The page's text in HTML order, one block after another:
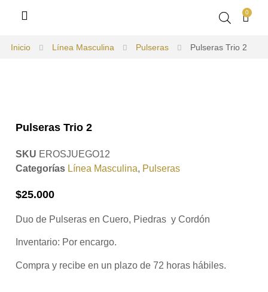
0
Inicio Línea Masculina Pulseras Pulseras Trio 2
Pulseras Trio 2
SKU EROSJUEGO12
Categorías Línea Masculina, Pulseras
$25.000
Duo de Pulseras en Cuero, Piedras y Cordón
Inventario: Por encargo.
Compra y recibe en un plazo de 72 horas hábiles.